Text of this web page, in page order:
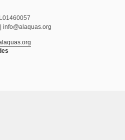
info@alaquas.org